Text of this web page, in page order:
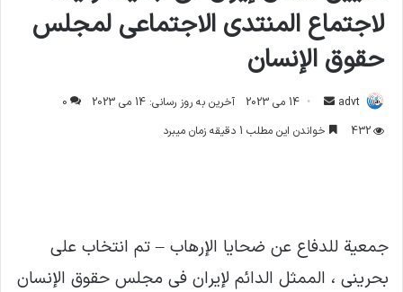
لاجتماع المنتدى الاجتماعي لمجلس
حقوق الإنسان
advt
ارسال
ایمیل
14 می 2023 آخرین به روز رسانی: 14 می 2023
0
432
خواندن این مطلب 1 دقیقه زمان میبرد
جمعية للدفاع عن ضحايا الإرهاب – تم انتخاب علي
بحريني ، الممثل الدائم لإيران في مجلس حقوق الإنسان